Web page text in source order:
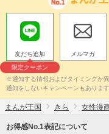
友だち追加
限定クーポン
メルマガ
※通知する情報およびタイミングが
通知をしないキャンペーンもありま
まんが王国 きら 女性漫
お得感No.1表記について